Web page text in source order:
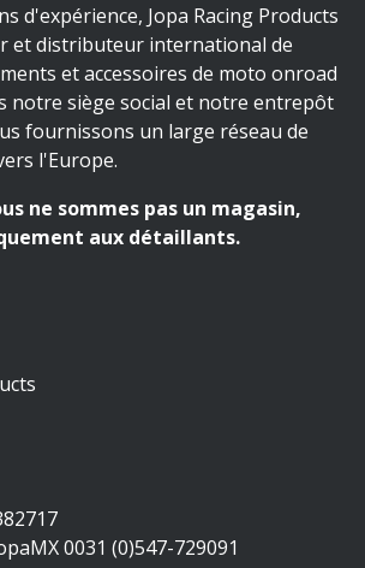
d'expérience, Jopa Racing Products
et distributeur international de
et accessoires de moto onroad
notre siège social et notre entrepôt
fournissons un large réseau de
l'Europe.
ne sommes pas un magasin,
aux détaillants.
0031 (0)547-729091